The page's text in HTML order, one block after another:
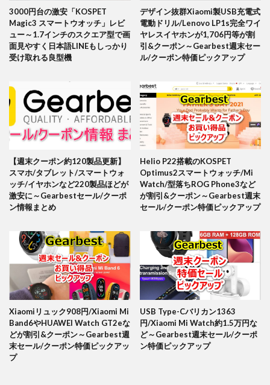
3000円台の激安「KOSPET
Magic3 スマートウオッチ」レビ
ュー～1.7インチのスクエア型で画
面見やすく日本語LINEもしっかり
受け取れる良型機
デザイン抜群Xiaomi製USB充電式
電動ドリル/Lenovo LP1s完全ワイ
ヤレスイヤホンが1,706円等が割
引&クーポン～Gearbest週末セー
ル/クーポン特価ピックアップ
【週末クーポン約120製品更新】
スマホ/タブレット/スマートウォ
ッチ/イヤホンなど220製品ほどが
激安に～Gearbestセール/クーポ
ン情報まとめ
Helio P22搭載のKOSPET
Optimus2スマートウォッチ/Mi
Watch/型落ちROG Phone3など
が割引&クーポン～Gearbest週末
セール/クーポン特価ピックアップ
Xiaomiリュック908円/Xiaomi Mi
Band6やHUAWEI Watch GT2eな
どが割引&クーポン～Gearbest週
末セール/クーポン特価ピックアッ
プ
USB Type-Cバリカン1363
円/Xiaomi Mi Watch約1.5万円な
ど～Gearbest週末セール/クーポ
ン特価ピックアップ